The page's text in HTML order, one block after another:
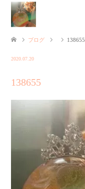
ブログ 138655
2020.07.20
138655